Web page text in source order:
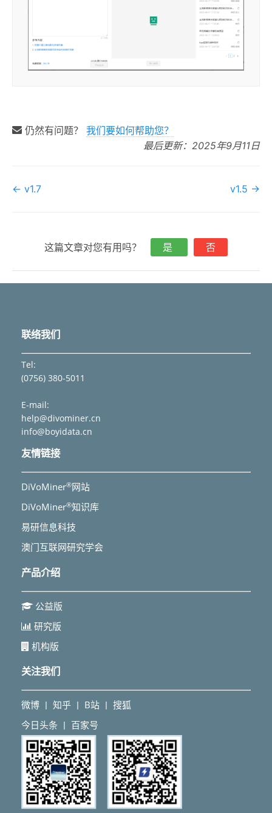
仍然有问题？ 我们要如何帮助您？
最后更新：2025年9月11日
文
档
← v1.7 v1.5 →
这篇文章对您有用吗？ 是 否
联络我们
Tel:
(0756) 380-5011
E-mail:
help@divominer.cn
info@boyidata.cn
友情链接
DiVoMiner®网站
DiVoMiner®知识库
易研信息科技
澳门互联网研究学会
产品介绍
公益版
研究版
机构版
关注我们
微博 丨 知乎 丨 B站 丨 搜狐
今日头条 丨 百家号